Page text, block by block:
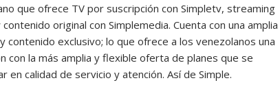
que ofrece TV por suscripción con Simpletv, streaming
original con Simplemedia. Cuenta con una amplia
exclusivo; lo que ofrece a los venezolanos una
la más amplia y flexible oferta de planes que se
calidad de servicio y atención. Así de Simple.